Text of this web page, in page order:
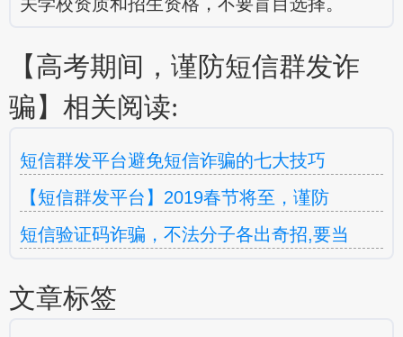
【高考期间，谨防短信群发诈
骗】相关阅读:
短信群发平台避免短信诈骗的七大技巧
【短信群发平台】2019春节将至，谨防
短信验证码诈骗，不法分子各出奇招,要当
文章标签